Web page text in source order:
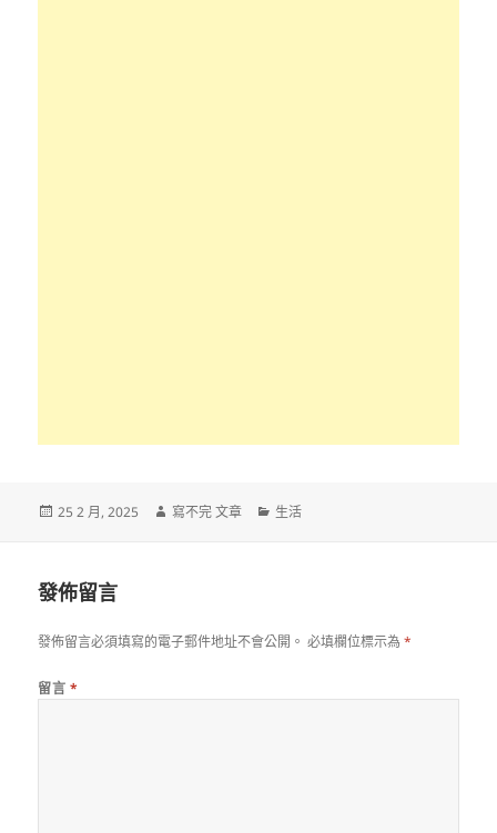
發
25 2 月, 2025
作
寫不完 文章
分
生活
發佈留言
發佈留言必須填寫的電子郵件地址不會公開。 必填欄位標示為*
留言 *